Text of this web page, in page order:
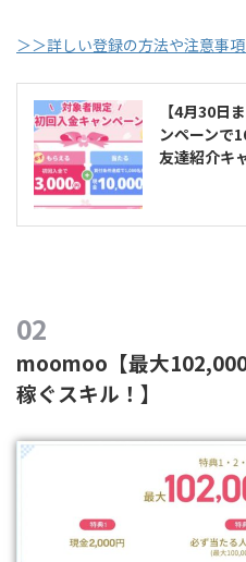
＞＞詳しい登録の方法や注意事
【4月30日
ンペーンで
友達紹介キ
moomoo【最大
稼ぐスキル！】